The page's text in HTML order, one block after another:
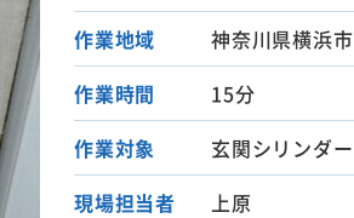
作業地域
神奈川県横浜市
作業時間
15分
作業対象
玄関シリンダー
現場担当者
上原